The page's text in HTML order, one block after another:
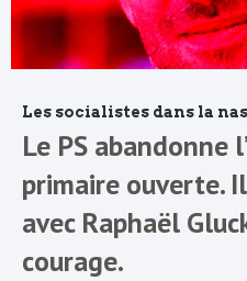
Les socialistes dans la
Le PS abandonne
primaire ouverte.
avec Raphaël
courage.